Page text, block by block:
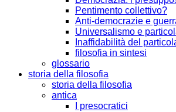
Pentimento collettivo?
Anti-democrazie e
Universalismo e
Inaffidabilità del
filosofia in sintesi
glossario
storia della filosofia
storia della filosofia
antica
I presocratici